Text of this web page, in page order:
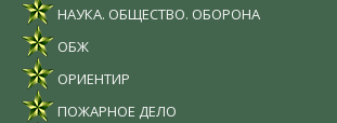
НАУКА. ОБЩЕСТВО. ОБОРОНА
ОБЖ
ОРИЕНТИР
ПОЖАРНОЕ ДЕЛО